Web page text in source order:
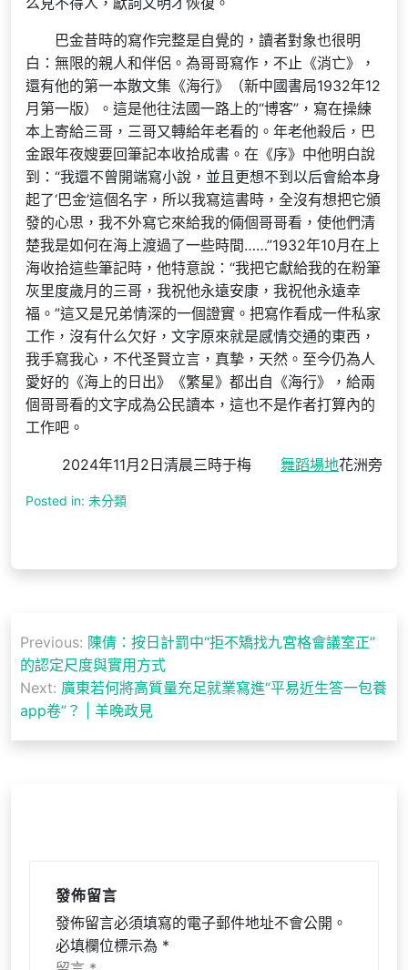
巴金昔時的寫作完整是自覺的，讀者對象也很明
白：無限的親人和伴侶。為哥哥寫作，不止《消亡》，
還有他的第一本散文集《海行》（新中國書局1932年12
月第一版）。這是他往法國一路上的“博客”，寫在操練
本上寄給三哥，三哥又轉給年老看的。年老他殺后，巴
金跟年夜嫂要回筆記本收拾成書。在《序》中他明白說
到：“我還不曾開端寫小說，並且更想不到以后會給本身
起了‘巴金’這個名字，所以我寫這書時，全沒有想把它頒
發的心思，我不外寫它來給我的倆個哥哥看，使他們清
楚我是如何在海上渡過了一些時間……”1932年10月在上
海收拾這些筆記時，他特意說：“我把它獻給我的在粉筆
灰里度歲月的三哥，我祝他永遠安康，我祝他永遠幸
福。”這又是兄弟情深的一個證實。把寫作看成一件私家
工作，沒有什么欠好，文字原來就是感情交通的東西，
我手寫我心，不代圣賢立言，真摯，天然。至今仍為人
愛好的《海上的日出》《繁星》都出自《海行》，給兩
個哥哥看的文字成為公民讀本，這也不是作者打算內的
工作吧。
2024年11月2日清晨三時于梅 舞蹈場地花洲旁
Posted in: 未分類
章
導
覽
Previous: 陳倩：按日計罰中“拒不矯找九宮格會議室正”
的認定尺度與實用方式
Next: 廣東若何將高質量充足就業寫進“平易近生答一包養
app卷”？ | 羊晚政見
發佈留言
發佈留言必須填寫的電子郵件地址不會公開。
必填欄位標示為 *